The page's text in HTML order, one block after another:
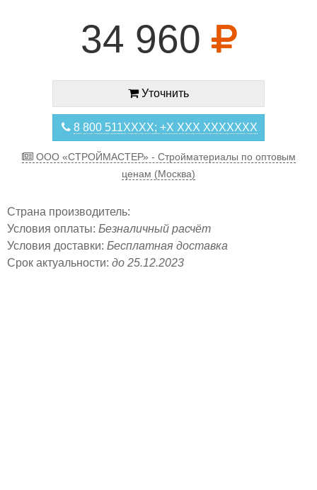
34 960
Уточнить
8 800 511XXXX; +X XXX XXXXXXX
ООО «СТРОЙМАСТЕР» - Стройматериалы по оптовым
ценам (Москва)
Страна производитель:
Условия оплаты: Безналичный расчёт
Условия доставки: Бесплатная доставка
Срок актуальности: до 25.12.2023